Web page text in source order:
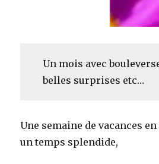
Un mois avec
belles surprises etc…
Une semaine de vacances
un temps splendide,